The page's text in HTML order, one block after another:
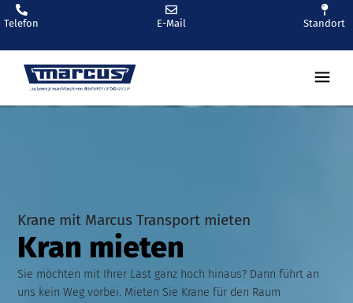
Telefon E-Mail Standort
Krane mit Marcus Transport mieten
Kran mieten
Sie möchten mit Ihrer Last ganz hoch hinaus? Dann führt an
uns kein Weg vorbei. Mieten Sie Krane für den Raum